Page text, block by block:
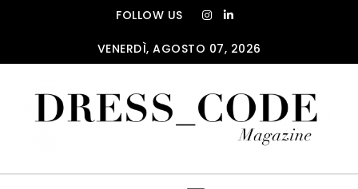
FOLLOW US
VENERDÌ, AGOSTO 07, 2026